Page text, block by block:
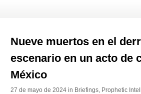
Nueve muertos en el
escenario en un acto de
México
27 de mayo de 2024 in Briefings, Prophetic